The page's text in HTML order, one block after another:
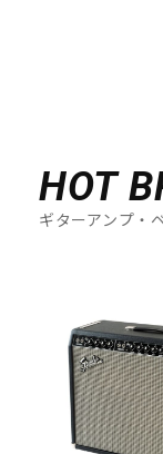
HOT
ギターアンプ・